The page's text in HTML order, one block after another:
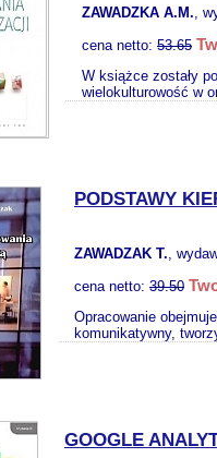
ZAWADZKA A.M.,
cena netto: 53.65
W książce zostały
wielokulturowość w
PODSTAWY
ZAWADZAK T.,
cena netto: 39.50
Opracowanie
komunikatywny,
GOOGLE